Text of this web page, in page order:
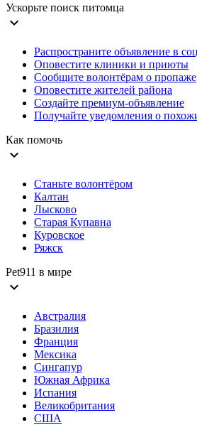
Ускорьте поиск питомца
expand_more
Распространите объявление в
Оповестите клиники и приюты
Сообщите волонтёрам о пропаже
Оповестите жителей района
Создайте премиум-объявление
Получайте уведомления о
Как помочь
expand_more
Станьте волонтёром
Калтан
Лысково
Старая Купавна
Куровское
Ряжск
Pet911 в мире
expand_more
Австралия
Бразилия
Франция
Мексика
Сингапур
Южная Африка
Испания
Великобритания
США